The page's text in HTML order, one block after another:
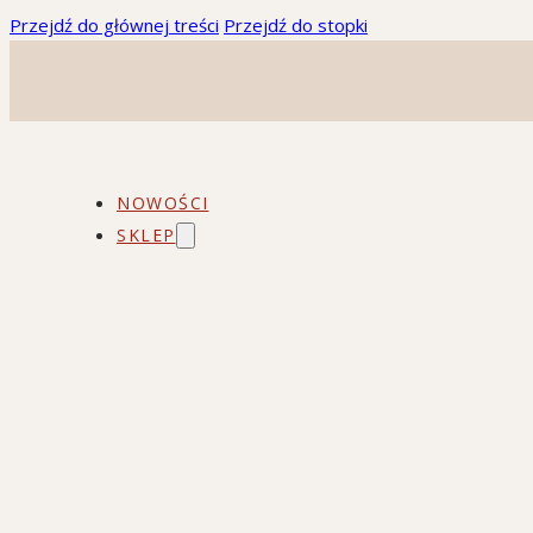
Przejdź do głównej treści Przejdź do stopki
NOWOŚCI
SKLEP